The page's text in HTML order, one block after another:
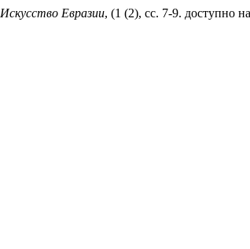
Искусство Евразии, (1 (2), сс. 7-9. доступно